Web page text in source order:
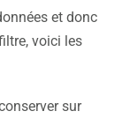
et donc
voici les
sur